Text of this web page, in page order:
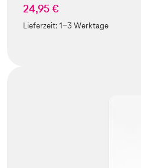
24,95 €
Lieferzeit:1-3 Werktage